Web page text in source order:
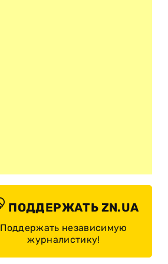
ПОДДЕРЖАТЬ ZN.UA
Поддержать независимую
журналистику!